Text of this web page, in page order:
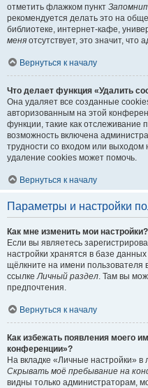
отметить флажком пункт
рекомендуется делать это на
библиотеке, интернет-кафе,
меня отсутствует, это значит,
Вернуться к началу
Что делает функция «Удалить
Она удаляет все созданные
авторизованным на этой
функции, такие как отслеживание
возможность включена
трудности со входом или
удаление cookies может помочь.
Вернуться к началу
Параметры и настройки
Как мне изменить мои настройки?
Если вы являетесь
настройки хранятся в базе
щёлкните на имени пользователя
ссылкеЛичный раздел. Там вы
предпочтения.
Вернуться к началу
Как избежать появления моего
конференции»?
На вкладке «Личные настройки»
Скрывать моё пребывание на
видны только администраторам,